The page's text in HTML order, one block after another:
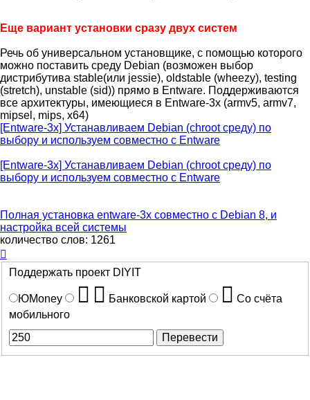
Еще вариант установки сразу двух систем
Речь об универсальном установщике, с помощью которого
можно поставить среду Debian (возможен выбор
дистрибутива stable(или jessie), oldstable (wheezy), testing
(stretch), unstable (sid)) прямо в Entware. Поддерживаются
все архитектуры, имеющиеся в Entware-3x (armv5, armv7,
mipsel, mips, x64)
[Entware-3x] Устанавливаем Debian (chroot среду) по
выбору и используем совместно с Entware
[Entware-3x] Устанавливаем Debian (chroot среду) по
выбору и используем совместно с Entware
Полная установка entware-3x совместно с Debian 8, и
настройка всей системы
количество слов: 1261
к
началу
Поддержать проект DIYIT
ЮMoney Банковской картой
Со счёта
мобильного